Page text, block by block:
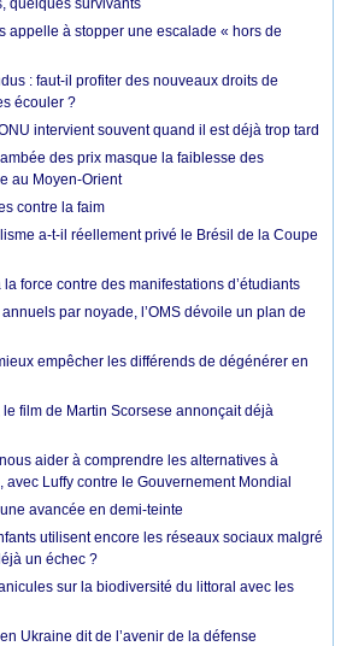
quelques survivants
appelle à stopper une escalade « hors de
: faut-il profiter des nouveaux droits de
écouler ?
intervient souvent quand il est déjà trop tard
des prix masque la faiblesse des
au Moyen-Orient
contre la faim
a-t-il réellement privé le Brésil de la Coupe
force contre des manifestations d’étudiants
par noyade, l’OMS dévoile un plan de
empêcher les différends de dégénérer en
film de Martin Scorsese annonçait déjà
aider à comprendre les alternatives à
avec Luffy contre le Gouvernement Mondial
avancée en demi-teinte
utilisent encore les réseaux sociaux malgré
un échec ?
sur la biodiversité du littoral avec les
Ukraine dit de l’avenir de la défense